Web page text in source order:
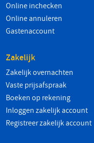
Online inchecken
Online annuleren
Gastenaccount
Zakelijk
Zakelijk overnachten
Vaste prijsafspraak
Boeken op rekening
Inloggen zakelijk account
Registreer zakelijk account